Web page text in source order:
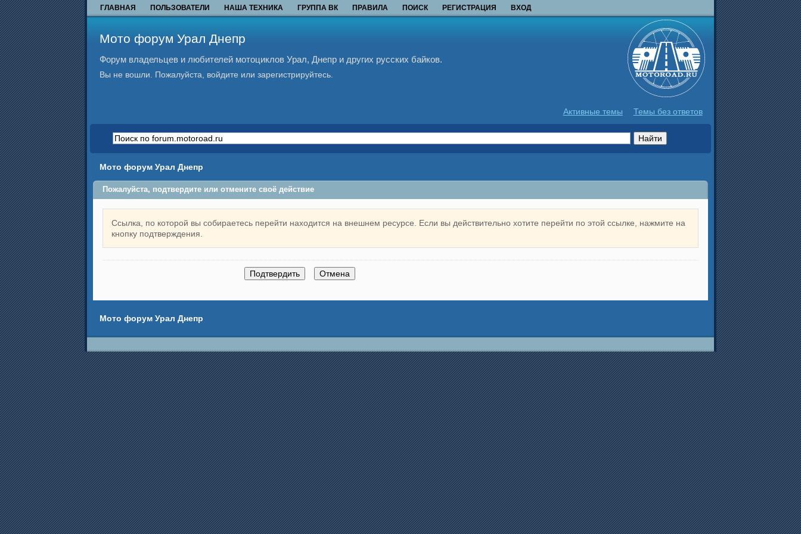
ГЛАВНАЯ ПОЛЬЗОВАТЕЛИ НАША ТЕХНИКА ГРУППА ВК ПРАВИЛА ПОИСК РЕГИСТРАЦИЯ ВХОД
Мото форум Урал Днепр
Форум владельцев и любителей мотоциклов Урал, Днепр и других русских байков.
Вы не вошли. Пожалуйста, войдите или зарегистрируйтесь.
Активные темы Темы без ответов
Мото форум Урал Днепр
Пожалуйста, подтвердите или отмените своё действие
Ссылка, по которой вы собираетесь перейти находится на внешнем ресурсе. Если вы действительно хотите перейти по этой ссылке, нажмите на
кнопку подтверждения.
Мото форум Урал Днепр